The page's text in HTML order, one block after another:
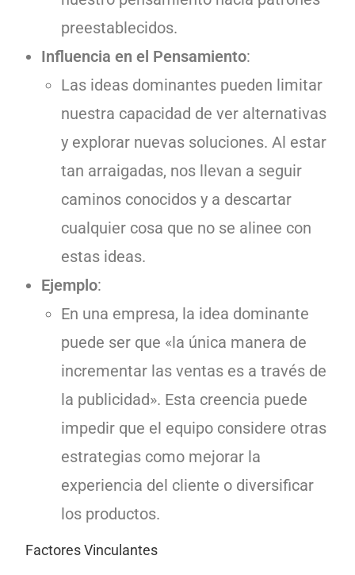
preestablecidos.
Influencia en el Pensamiento:
Las ideas dominantes pueden limitar
nuestra capacidad de ver alternativas
y explorar nuevas soluciones. Al estar
tan arraigadas, nos llevan a seguir
caminos conocidos y a descartar
cualquier cosa que no se alinee con
estas ideas.
Ejemplo:
En una empresa, la idea dominante
puede ser que «la única manera de
incrementar las ventas es a través de
la publicidad». Esta creencia puede
impedir que el equipo considere otras
estrategias como mejorar la
experiencia del cliente o diversificar
los productos.
Factores Vinculantes